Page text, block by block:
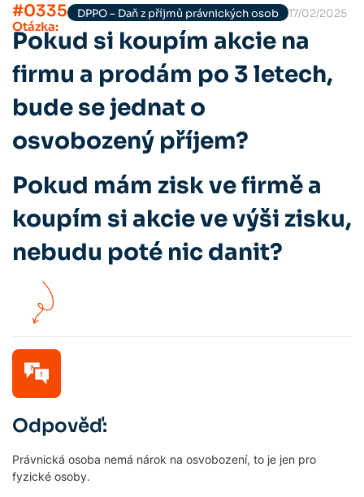
#0335 DPPO – Daň z příjmů právnických osob 17/02/2025
Otázka:
Pokud si koupím akcie na
firmu a prodám po 3 letech,
bude se jednat o
osvobozený příjem?
Pokud mám zisk ve firmě a
koupím si akcie ve výši zisku,
nebudu poté nic danit?
Odpověď:
Právnická osoba nemá nárok na osvobození, to je jen pro
fyzické osoby.